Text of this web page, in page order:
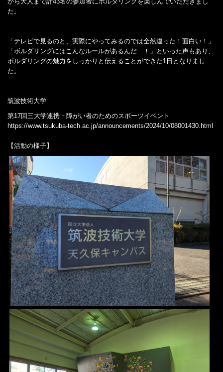
た。
「テレビで見るのと、実際にやってみるのでは全然違った！面白い！」
「ボルダリングにはこんなルールがあるんだ…！」といった声もあり、
ボルダリングの魅力をしっかりと伝えることができた1日となりまし
た。
筑波技術大学
第17回三大学連携・障がい者のためのスポーツイベント
https://www.tsukuba-tech.ac.jp/announcements/2024/10/08001430.html
【活動の様子】